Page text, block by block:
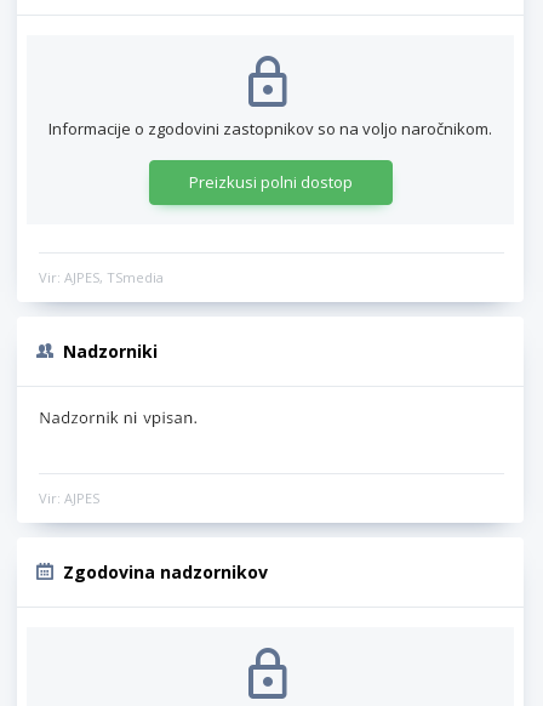
Informacije o zgodovini zastopnikov so na voljo naročnikom.
Preizkusi polni dostop
Vir: AJPES, TSmedia
Nadzorniki
Vir: AJPES
Zgodovina nadzornikov